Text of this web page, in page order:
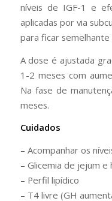
níveis de IGF-1 e
aplicadas por via
para ficar semelhante
A dose é ajustada
1-2 meses com
Na fase de
meses.
Cuidados
– Acompanhar os
– Glicemia de jejum e
– Perfil lipídico
– T4 livre (GH